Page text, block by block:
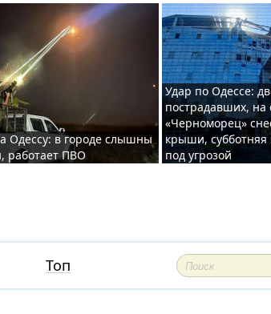
Одессу: в городе слышны
работает ПВО
Удар по Одессе:
пострадавших, на
«Черноморец»
крыши, субботняя
под угрозой
Топ